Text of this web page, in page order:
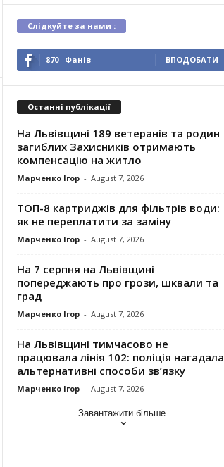
Слідкуйте за нами :
870 Фанів ВПОДОБАТИ
Останні публікації
На Львівщині 189 ветеранів та родин
загиблих Захисників отримають
компенсацію на житло
Марченко Ігор - August 7, 2026
ТОП-8 картриджів для фільтрів води:
як не переплатити за заміну
Марченко Ігор - August 7, 2026
На 7 серпня на Львівщині
попереджають про грози, шквали та
град
Марченко Ігор - August 7, 2026
На Львівщині тимчасово не
працювала лінія 102: поліція нагадала
альтернативні способи зв’язку
Марченко Ігор - August 7, 2026
Завантажити більше